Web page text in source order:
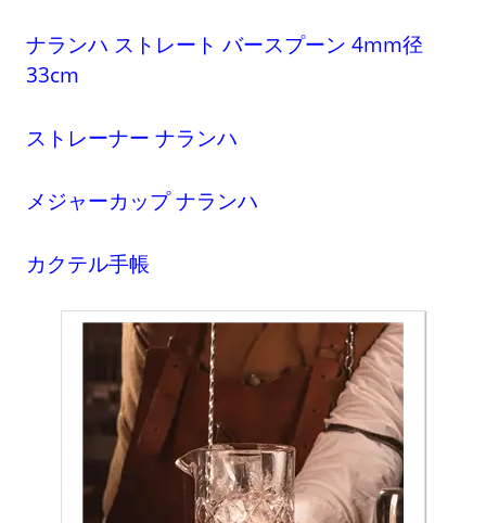
ナランハ ストレート バースプーン 4mm径
33cm
ストレーナー ナランハ
メジャーカップ ナランハ
カクテル手帳